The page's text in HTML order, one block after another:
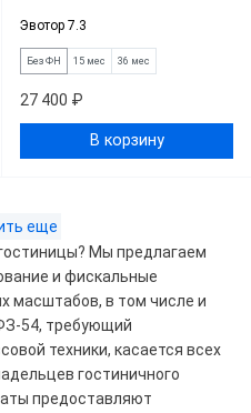
Эвотор 7.3
Без ФН 15 мес 36 мес
27 400 ₽
В корзину
еще
Мы предлагаем
и фискальные
масштабов, в том числе и
54, требующий
техники, касается всех
гостиничного
предоставляют